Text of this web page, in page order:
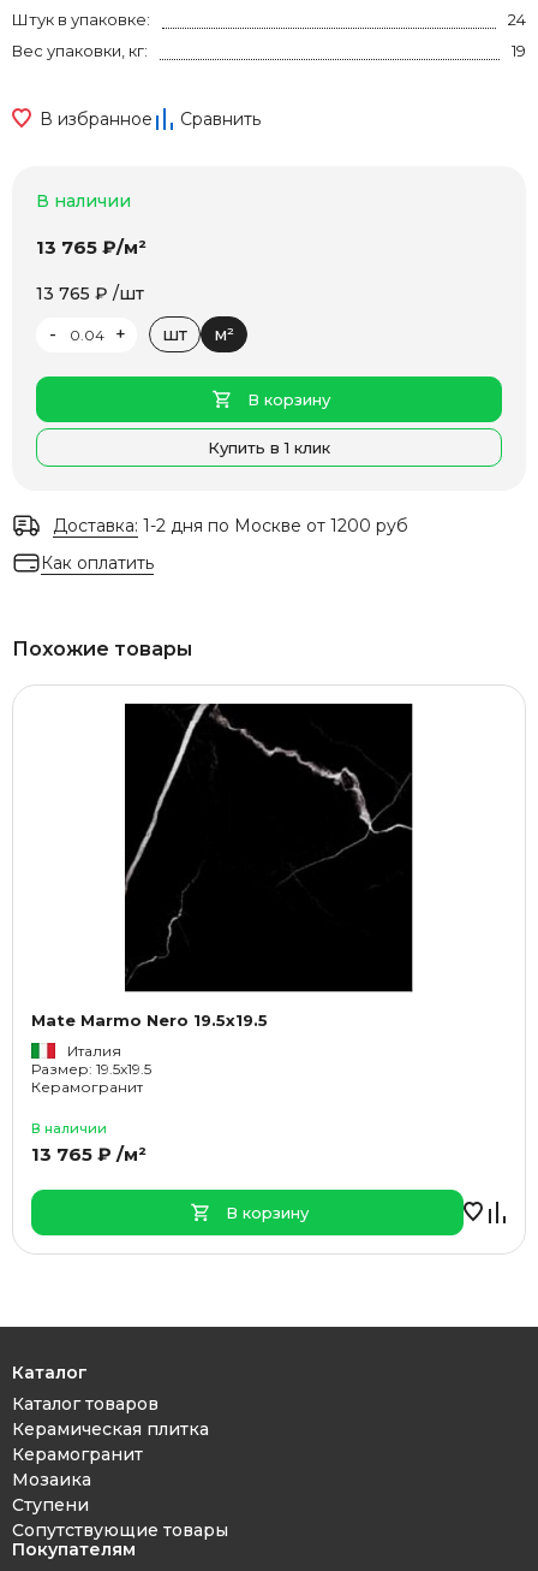
Штук в упаковке:
24
Вес упаковки, кг:
19
В избранное Сравнить
В наличии
13 765 ₽/м²
13 765 ₽ /шт
-
+ шт м²
В корзину
Купить в 1 клик
Доставка: 1-2 дня по Москве от 1200 руб
Как оплатить
Похожие товары
Mate Marmo Nero 19.5x19.5
Италия
Размер: 19.5x19.5
Керамогранит
В наличии
13 765 ₽ /м²
В корзину
Каталог
Каталог товаров
Керамическая плитка
Керамогранит
Мозаика
Ступени
Сопутствующие товары
Покупателям